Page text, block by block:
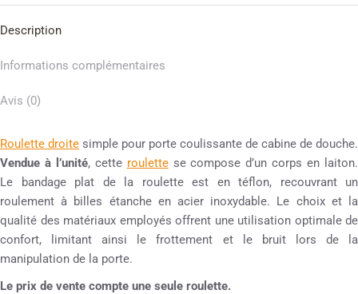
Description
Informations complémentaires
Avis (0)
Roulette droite simple pour porte coulissante de cabine de douche.
Vendue à l’unité, cette roulettese compose d’un corps en laiton.
Le bandage plat de la roulette est en téflon, recouvrant un
roulement à billes étanche en acier inoxydable. Le choix et la
qualité des matériaux employés offrent une utilisation optimale de
confort, limitant ainsi le frottement et le bruit lors de la
manipulation de la porte.
Le prix de vente compte une seule roulette.